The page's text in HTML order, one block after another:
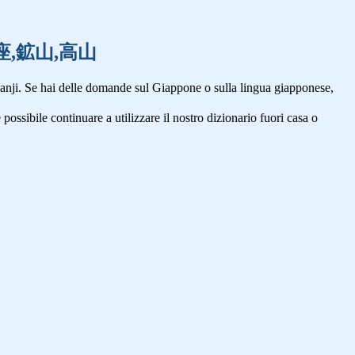
,鉱山,高山
Se hai delle domande sul Giappone o sulla lingua giapponese,
possibile continuare a utilizzare il nostro dizionario fuori casa o